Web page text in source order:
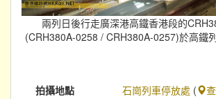
兩列日後行走廣深港高鐵香港段的
(CRH380A-0258 / CRH380A-0257)於高鐵
拍攝地點 石崗列車停放處 (